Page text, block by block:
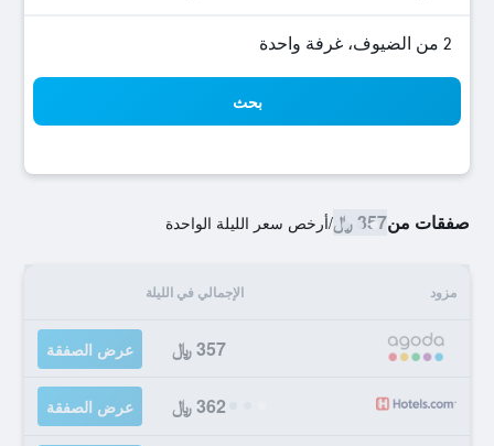
2 من الضيوف، غرفة واحدة
بحث
صفقات من357 ﷼ /أرخص سعر الليلة الواحدة
مزود الإجمالي في الليلة
357 ﷼ عرض الصفقة
362 ﷼ عرض الصفقة